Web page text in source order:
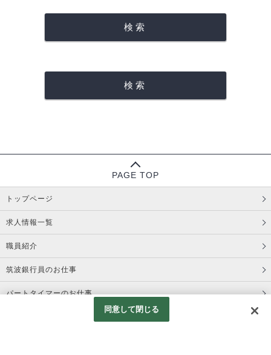
PAGE TOP
トップページ
求人情報一覧
職員紹介
筑波銀行員のお仕事
パートタイマーのお仕事
同意して閉じる